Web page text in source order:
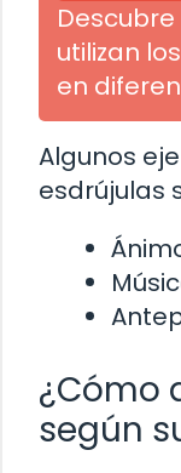
utilizan
en
Algunos
esdrújulas
¿Cómo
según